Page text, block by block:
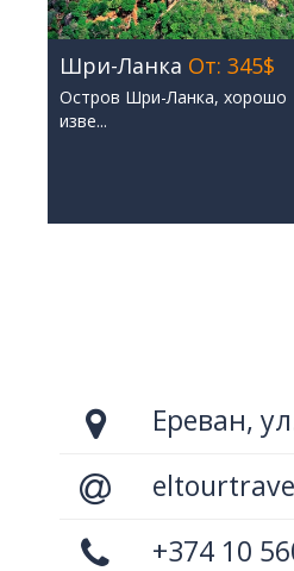
Шри-Ланка От: 345$
Остров Шри-Ланка, хорошо
изве...
Ереван,
+374 10